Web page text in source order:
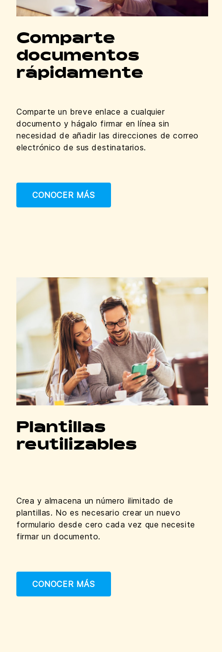
Comparte
documentos
rápidamente
Comparte un breve enlace a cualquier
documento y hágalo firmar en línea sin
necesidad de añadir las direcciones de correo
electrónico de sus destinatarios.
CONOCER MÁS
Plantillas
reutilizables
Crea y almacena un número ilimitado de
plantillas. No es necesario crear un nuevo
formulario desde cero cada vez que necesite
firmar un documento.
CONOCER MÁS